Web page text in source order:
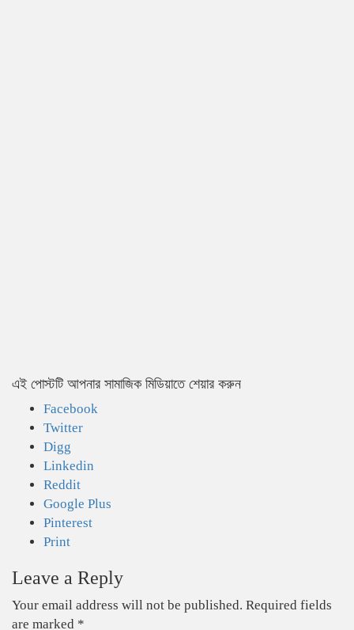
এই পোস্টটি আপনার সামাজিক মিডিয়াতে শেয়ার করুন
Facebook
Twitter
Digg
Linkedin
Reddit
Google Plus
Pinterest
Print
Leave a Reply
Your email address will not be published. Required fields
are marked *